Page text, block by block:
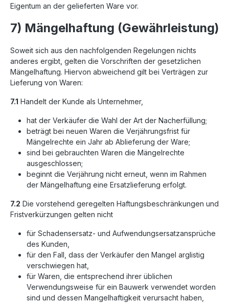
Eigentum an der gelieferten Ware vor.
7) Mängelhaftung (Gewährleistung)
Soweit sich aus den nachfolgenden Regelungen nichts
anderes ergibt, gelten die Vorschriften der gesetzlichen
Mängelhaftung. Hiervon abweichend gilt bei Verträgen zur
Lieferung von Waren:
7.1 Handelt der Kunde als Unternehmer,
hat der Verkäufer die Wahl der Art der Nacherfüllung;
beträgt bei neuen Waren die Verjährungsfrist für
Mängelrechte ein Jahr ab Ablieferung der Ware;
sind bei gebrauchten Waren die Mängelrechte
ausgeschlossen;
beginnt die Verjährung nicht erneut, wenn im Rahmen
der Mängelhaftung eine Ersatzlieferung erfolgt.
7.2 Die vorstehend geregelten Haftungsbeschränkungen und
Fristverkürzungen gelten nicht
für Schadensersatz- und Aufwendungsersatzansprüche
des Kunden,
für den Fall, dass der Verkäufer den Mangel arglistig
verschwiegen hat,
für Waren, die entsprechend ihrer üblichen
Verwendungsweise für ein Bauwerk verwendet worden
sind und dessen Mangelhaftigkeit verursacht haben,